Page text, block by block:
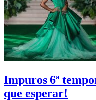
Impuros 6ª
que esperar!